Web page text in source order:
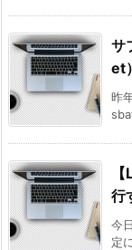
サ
et
昨
行
今
定